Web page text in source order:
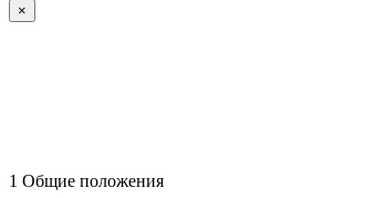
×
1 Общие положения